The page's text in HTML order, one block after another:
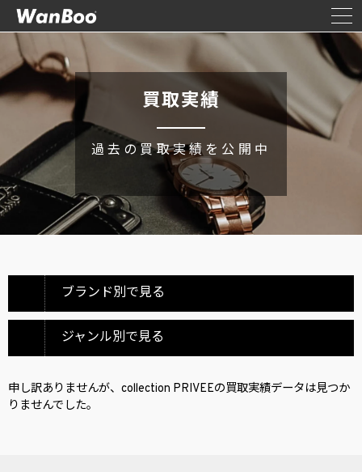
買取実績
過去の買取実績を公開中
ブランド別で見る
ジャンル別で見る
申し訳ありませんが、collection PRIVEEの買取実績データは見つか
りませんでした。